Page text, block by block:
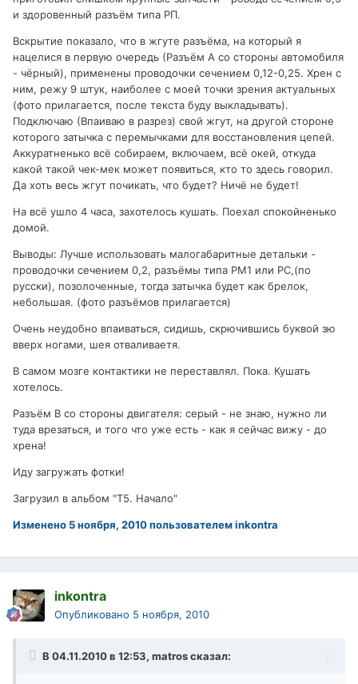
и здоровенный разъём типа РП.
Вскрытие показало, что в жгуте разъёма, на который я
нацелися в первую очередь (Разъём А со стороны автомобиля
- чёрный), применены проводочки сечением 0,12-0,25. Хрен с
ним, режу 9 штук, наиболее с моей точки зрения актуальных
(фото прилагается, после текста буду выкладывать).
Подключаю (Впаиваю в разрез) свой жгут, на другой стороне
которого затычка с перемычками для восстановления цепей.
Аккуратненько всё собираем, включаем, всё окей, откуда
какой такой чек-мек может появиться, кто то здесь говорил.
Да хоть весь жгут почикать, что будет? Ничё не будет!
На всё ушло 4 часа, захотелось кушать. Поехал спокойненько
домой.
Выводы: Лучше использовать малогабаритные детальки -
проводочки сечением 0,2, разъёмы типа РМ1 или РС,(по
русски), позолоченные, тогда затычка будет как брелок,
небольшая. (фото разъёмов прилагается)
Очень неудобно впаиваться, сидишь, скрючившись буквой зю
вверх ногами, шея отваливаетя.
В самом мозге контактики не переставлял. Пока. Кушать
хотелось.
Разъём В со стороны двигателя: серый - не знаю, нужно ли
туда врезаться, и того что уже есть - как я сейчас вижу - до
хрена!
Иду загружать фотки!
Загрузил в альбом "Т5. Начало"
Изменено 5 ноября, 2010пользователем inkontra
inkontra
Опубликовано 5 ноября, 2010
В 04.11.2010 в 12:53, matros сказал: